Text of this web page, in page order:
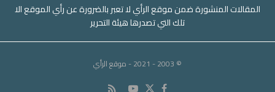
المقالات المنشورة ضمن موقع الرأي لا تعبر بالضرورة عن رأي الموقع الا
تلك التي تصدرها هيئة التحرير
© 2003 - 2021 - موقع الرأي